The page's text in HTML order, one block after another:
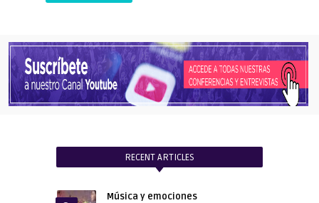
RECENT ARTICLES
Música y emociones